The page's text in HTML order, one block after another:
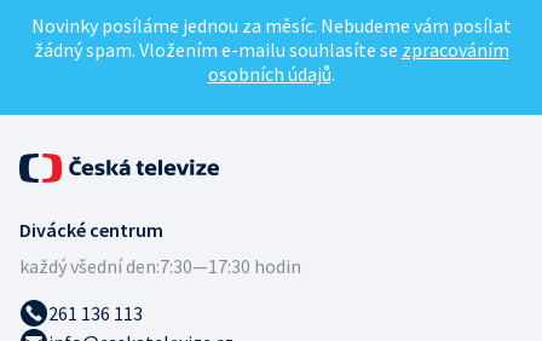
Novinky posíláme jednou za měsíc. Nebudeme vám posílat
žádný spam. Vložením e-mailu souhlasíte se zpracováním
osobních údajů.